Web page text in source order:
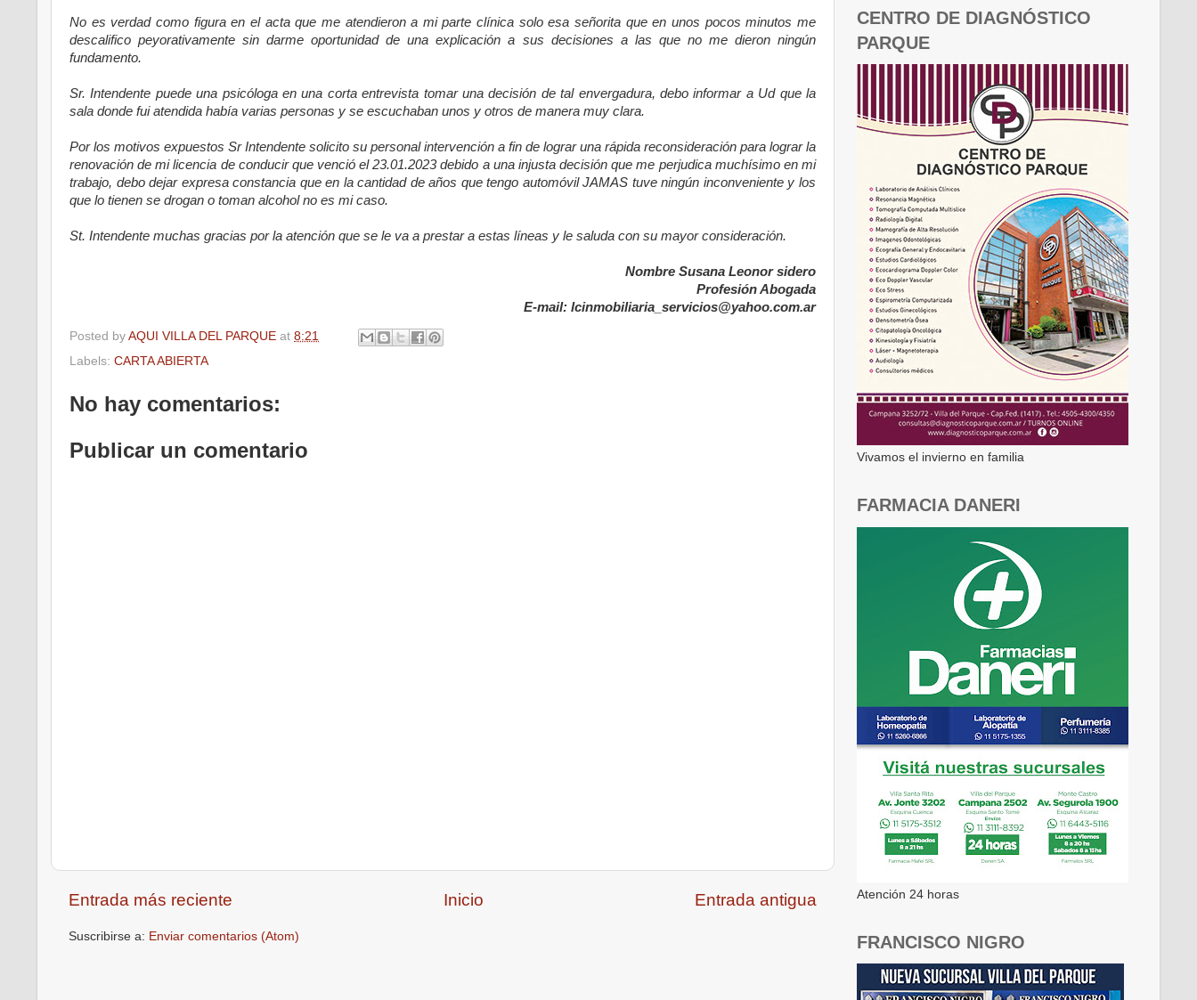
No es verdad como figura en el acta que me atendieron a mi parte clínica solo esa señorita que en unos pocos minutos me
descalifico peyorativamente sin darme oportunidad de una explicación a sus decisiones a las que no me dieron ningún
fundamento.
Sr. Intendente puede una psicóloga en una corta entrevista tomar una decisión de tal envergadura, debo informar a Ud que la
sala donde fui atendida había varias personas y se escuchaban unos y otros de manera muy clara.
Por los motivos expuestos Sr Intendente solicito su personal intervención a fin de lograr una rápida reconsideración para lograr la
renovación de mi licencia de conducir que venció el 23.01.2023 debido a una injusta decisión que me perjudica muchísimo en mi
trabajo, debo dejar expresa constancia que en la cantidad de años que tengo automóvil JAMAS tuve ningún inconveniente y los
que lo tienen se drogan o toman alcohol no es mi caso.
St. Intendente muchas gracias por la atención que se le va a prestar a estas líneas y le saluda con su mayor consideración.
Nombre Susana Leonor sidero
Profesión Abogada
E-mail: lcinmobiliaria_servicios@yahoo.com.ar
Posted by AQUI VILLA DEL PARQUE at 8:21
Labels: CARTA ABIERTA
No hay comentarios:
Publicar un comentario
Entrada más reciente Entrada antigua
Inicio
Suscribirse a: Enviar comentarios (Atom)
CENTRO DE DIAGNÓSTICO
PARQUE
Vivamos el invierno en familia
FARMACIA DANERI
Atención 24 horas
FRANCISCO NIGRO